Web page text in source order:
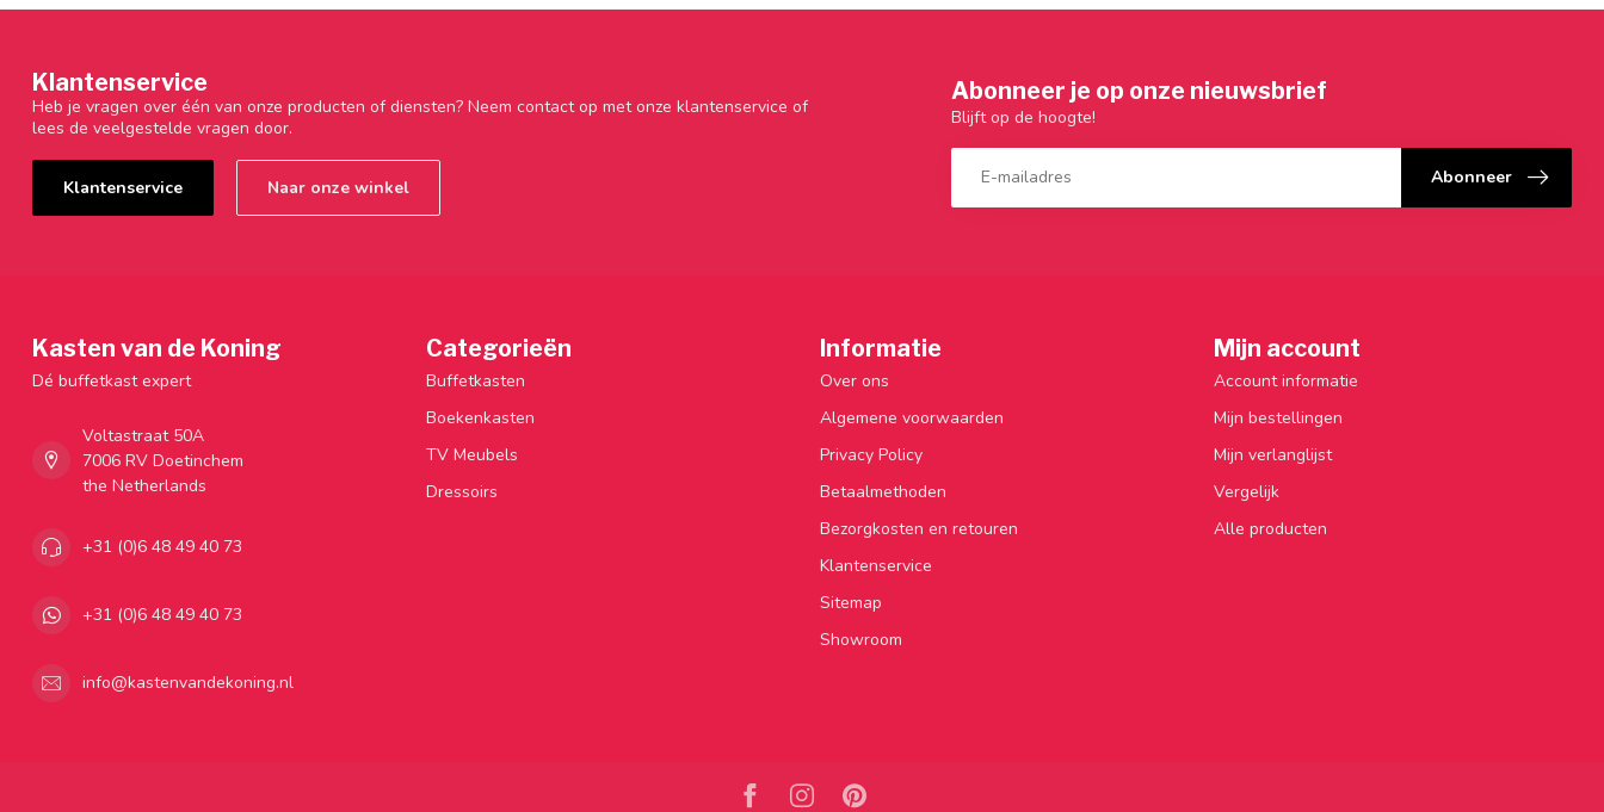
Klantenservice
Heb je vragen over één van onze producten of diensten? Neem contact op met onze klantenservice of
lees de veelgestelde vragen door.
Klantenservice Naar onze winkel
Abonneer je op onze nieuwsbrief
Blijft op de hoogte!
Abonneer
Kasten van de Koning
Dé buffetkast expert
Voltastraat 50A
7006 RV Doetinchem
the Netherlands
+31 (0)6 48 49 40 73
+31 (0)6 48 49 40 73
info@kastenvandekoning.nl
Categorieën
Buffetkasten
Boekenkasten
TV Meubels
Dressoirs
Informatie
Over ons
Algemene voorwaarden
Privacy Policy
Betaalmethoden
Bezorgkosten en retouren
Klantenservice
Sitemap
Showroom
Mijn account
Account informatie
Mijn bestellingen
Mijn verlanglijst
Vergelijk
Alle producten